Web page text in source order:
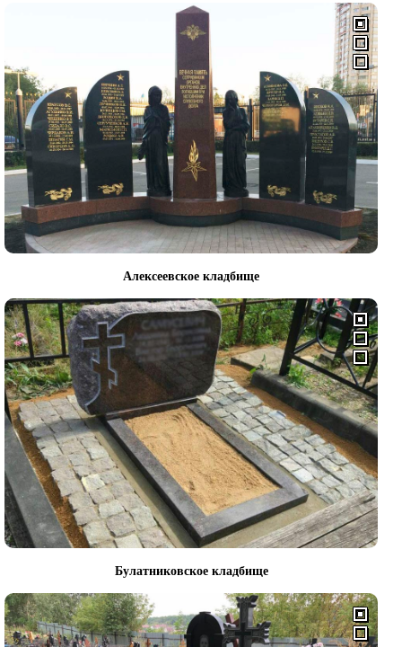
Алексеевское кладбище
Булатниковское кладбище